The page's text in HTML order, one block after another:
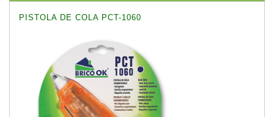
PISTOLA DE COLA PCT-1060